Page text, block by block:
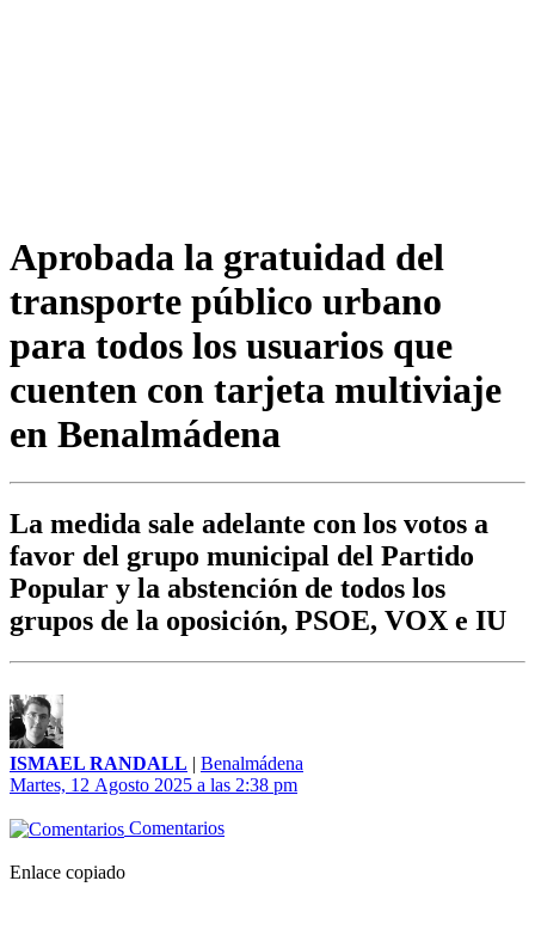
Aprobada la gratuidad del
transporte público urbano
para todos los usuarios que
cuenten con tarjeta multiviaje
en Benalmádena
La medida sale adelante con los votos a
favor del grupo municipal del Partido
Popular y la abstención de todos los
grupos de la oposición, PSOE, VOX e IU
ISMAEL RANDALL | Benalmádena
Martes, 12 Agosto 2025 a las 2:38 pm
Comentarios
Enlace copiado